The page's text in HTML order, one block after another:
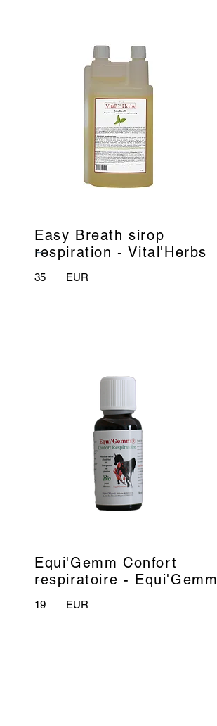
Easy Breath sirop
respiration - Vital'Herbs
_
35 EUR
Equi'Gemm Confort
respiratoire - Equi'Gemm
_
19 EUR